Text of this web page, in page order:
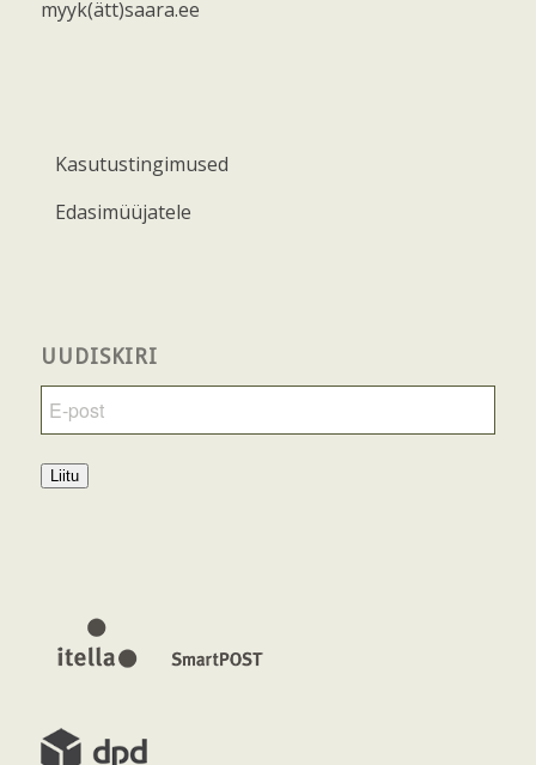
myyk(ätt)saara.ee
Kasutustingimused
Edasimüüjatele
UUDISKIRI
Liitu